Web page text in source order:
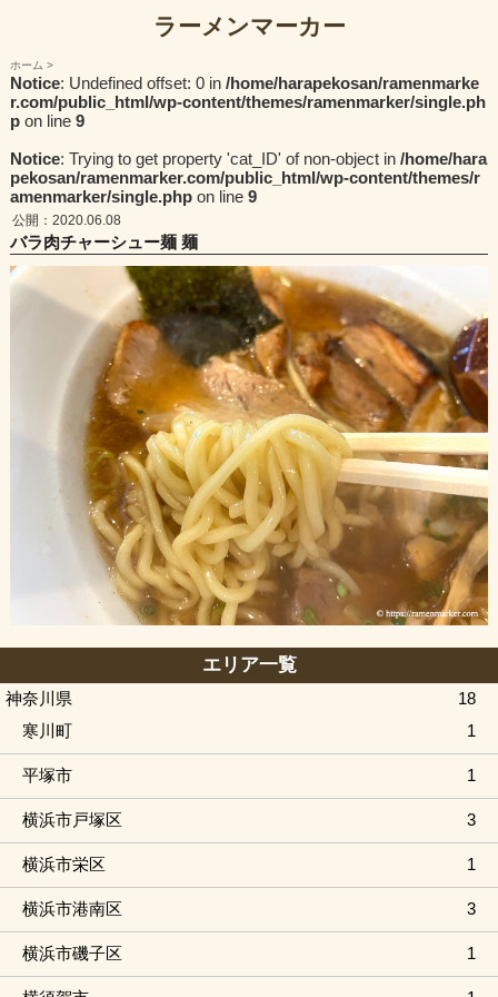
ラーメンマーカー
ホーム
Notice: Undefined offset: 0 in /home/harapekosan/ramenmarke
r.com/public_html/wp-content/themes/ramenmarker/single.ph
pon line 9
Notice: Trying to get property 'cat_ID' of non-object in /home/hara
pekosan/ramenmarker.com/public_html/wp-content/themes/r
amenmarker/single.phpon line 9
公開：2020.06.08
バラ肉チャーシュー麺 麺
エリア一覧
神奈川県
18
寒川町
1
平塚市 1
横浜市戸塚区 3
横浜市栄区 1
横浜市港南区 3
横浜市磯子区 1